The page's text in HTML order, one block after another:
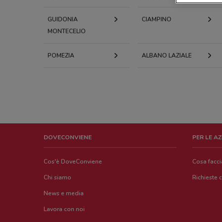
GUIDONIA
MONTECELIO
CIAMPINO
POMEZIA ALBANO LAZIALE
DOVECONVIENE
Cos'è DoveConviene
Chi siamo
News e media
Lavora con noi
PER LE
Cosa
Richieste